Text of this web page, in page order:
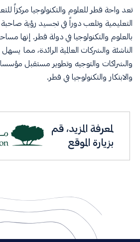
تعد واحة قطر للعلوم والتكنولوجيا مركزاً
التعليمية وتلعب دوراً في تجسيد رؤية
بالعلوم والتكنولوجيا في دولة قطر. إنها
الناشئة والشركات العالمية الرائدة، مما يسهل
والشراكات والتوجيه وتطوير مستقبل
والابتكار والتكنولوجيا في قطر.
لمعرفة المزيد، قم
بزيارة الموقع